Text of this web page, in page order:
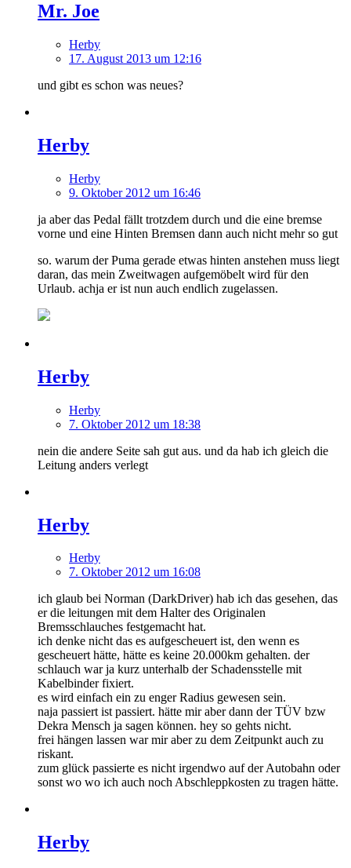
Mr. Joe
Herby
17. August 2013 um 12:16
und gibt es schon was neues?
Herby
Herby
9. Oktober 2012 um 16:46
ja aber das Pedal fällt trotzdem durch und die eine bremse
vorne und eine Hinten Bremsen dann auch nicht mehr so gut
so. warum der Puma gerade etwas hinten anstehen muss liegt
daran, das mein Zweitwagen aufgemöbelt wird für den
Urlaub. achja er ist nun auch endlich zugelassen.
Herby
Herby
7. Oktober 2012 um 18:38
nein die andere Seite sah gut aus. und da hab ich gleich die
Leitung anders verlegt
Herby
Herby
7. Oktober 2012 um 16:08
ich glaub bei Norman (DarkDriver) hab ich das gesehen, das
er die leitungen mit dem Halter des Originalen
Bremsschlauches festgemacht hat.
ich denke nicht das es aufgescheuert ist, den wenn es
gescheuert hätte, hätte es keine 20.000km gehalten. der
schlauch war ja kurz unterhalb der Schadensstelle mit
Kabelbinder fixiert.
es wird einfach ein zu enger Radius gewesen sein.
naja passiert ist passiert. hätte mir aber dann der TÜV bzw
Dekra Mensch ja sagen können. hey so gehts nicht.
frei hängen lassen war mir aber zu dem Zeitpunkt auch zu
riskant.
zum glück passierte es nicht irgendwo auf der Autobahn oder
sonst wo wo ich auch noch Abschleppkosten zu tragen hätte.
Herby